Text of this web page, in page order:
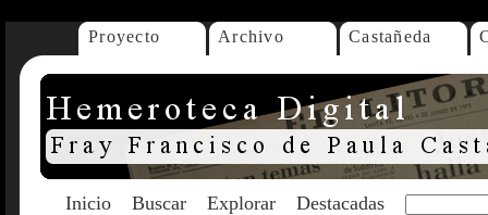
Proyecto Archivo Castañeda
Inicio Buscar Explorar Destacadas